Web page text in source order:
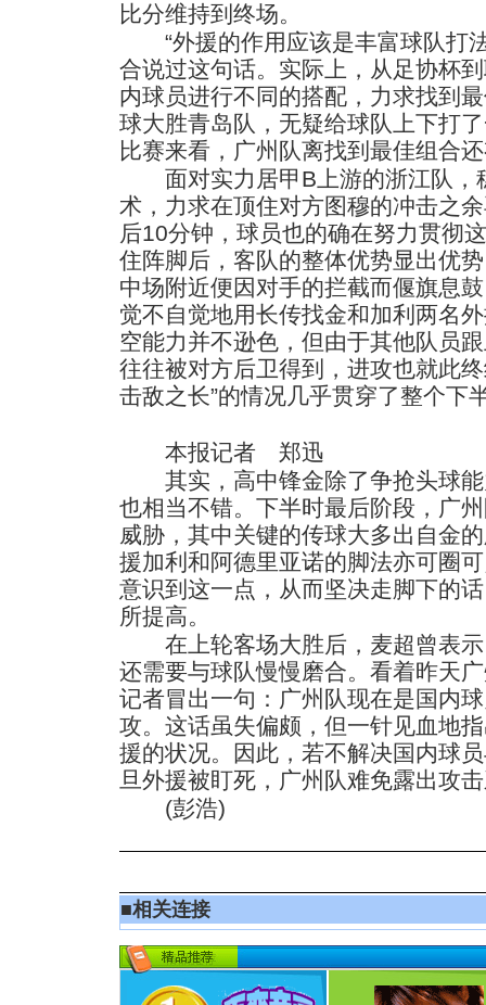
比分维持到终场。
“外援的作用应该是丰富球队打
合说过这句话。实际上，从足协杯
内球员进行不同的搭配，力求找到
球大胜青岛队，无疑给球队上下打
比赛来看，广州队离找到最佳组合
面对实力居甲B上游的浙江队，
术，力求在顶住对方图穆的冲击之
后10分钟，球员也的确在努力贯彻
住阵脚后，客队的整体优势显出优
中场附近便因对手的拦截而偃旗息
觉不自觉地用长传找金和加利两名
空能力并不逊色，但由于其他队员
往往被对方后卫得到，进攻也就
击敌之长”的情况几乎贯穿了整个下
本报记者 郑迅
其实，高中锋金除了争抢头球能
也相当不错。下半时最后阶段，广
威胁，其中关键的传球大多出自金
援加利和阿德里亚诺的脚法亦可圈
意识到这一点，从而坚决走脚下的
所提高。
在上轮客场大胜后，麦超曾表示
还需要与球队慢慢磨合。看着昨天
记者冒出一句：广州队现在是国内
攻。这话虽失偏颇，但一针见血地
援的状况。因此，若不解决国内球
旦外援被盯死，广州队难免露出攻
(彭浩)
■相关连接